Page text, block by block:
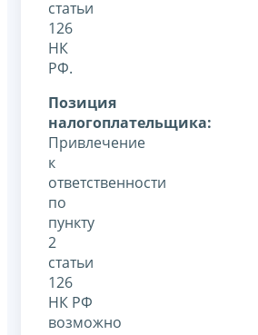
статьи
126
НК
РФ.
Позиция
налогоплательщика:
Привлечение
к
ответственности
по
пункту
2
статьи
126
НК РФ
возможно